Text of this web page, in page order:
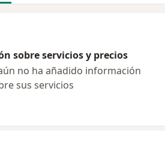
sobre servicios y precios
no ha añadido información
sus servicios